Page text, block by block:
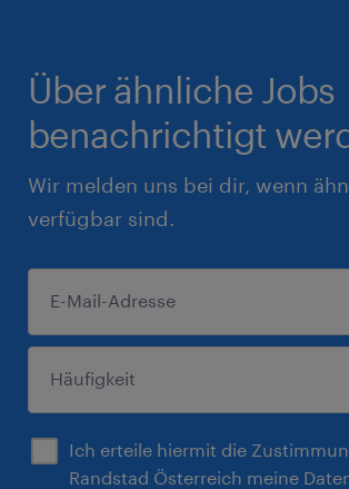
Über ähnliche Jobs
benachrichtigt
Wir melden uns bei dir, wenn
verfügbar sind.
Ich erteile hiermit die
Randstad Österreich meine